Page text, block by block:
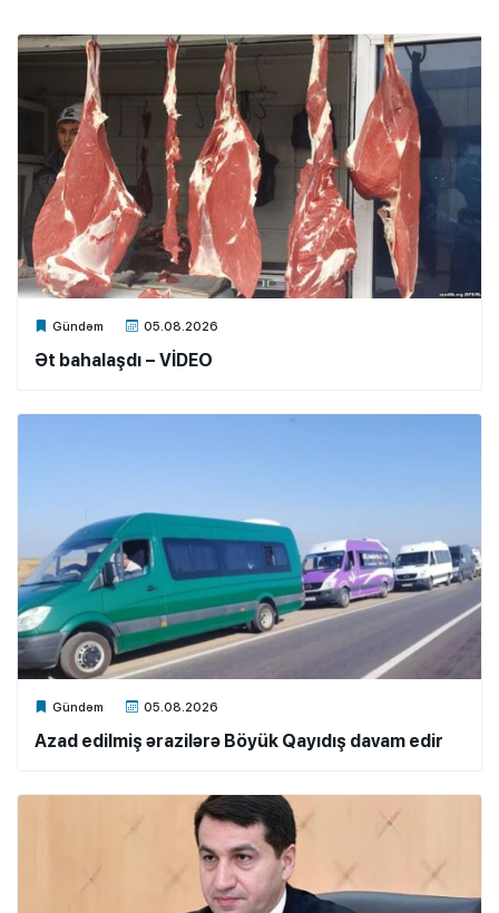
Gündəm 05.08.2026
Xalq.Online
Ət bahalaşdı – VİDEO
Gündəm 05.08.2026
Xalq.Online
Azad edilmiş ərazilərə Böyük Qayıdış davam edir